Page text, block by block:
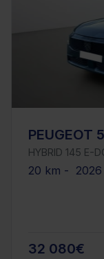
PEUGEOT
HYBRID 145 E-
20 km -
32 080€